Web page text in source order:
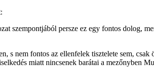
szempontjából persze ez egy fontos dolog,
s nem fontos az ellenfelek tisztelete sem, csak
miatt nincsenek barátai a mezőnyben